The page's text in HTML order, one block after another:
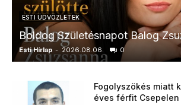
ESTI ÜDVÖZLETEK
Boldog Születésnapot Balog
Esti Hírlap - 2026.08.06. 0
Fogolyszökés miatt
éves férfit Csepelen